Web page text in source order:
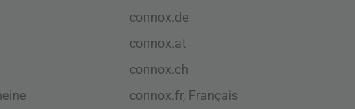
connox.de
connox.at
connox.ch
connox.fr, Français